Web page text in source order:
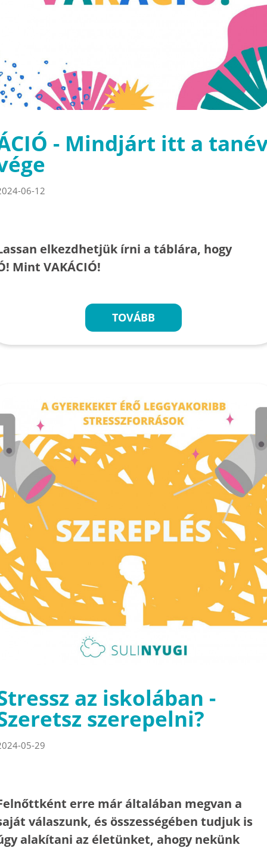
- Mindjárt itt a
06-12
elkezdhetjük írni a táblára, hogy
Mint VAKÁCIÓ!
TOVÁBB
az iskolában -
szerepelni?
05-29
erre már általában megvan a
válaszunk, és összességében tudjuk is
alakítani az életünket, ahogy nekünk